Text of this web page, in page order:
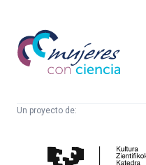
Mujeres
con
ciencia
Un proyecto de: